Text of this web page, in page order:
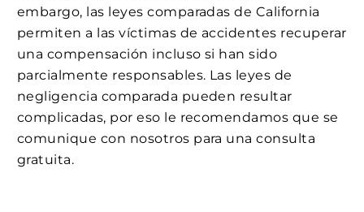
embargo, las leyes comparadas de California
permiten a las víctimas de accidentes recuperar
una compensación incluso si han sido
parcialmente responsables. Las leyes de
negligencia comparada pueden resultar
complicadas, por eso le recomendamos que se
comunique con nosotros para una consulta
gratuita.